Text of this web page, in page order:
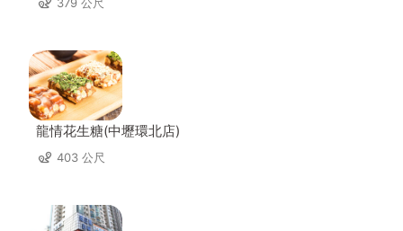
龍情花生糖(中壢環北店)
403 公尺